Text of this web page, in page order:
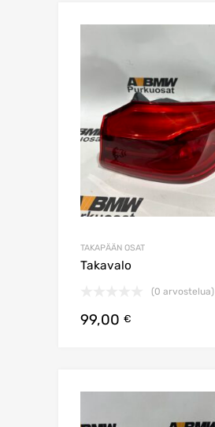
TAKAPÄÄN OSAT
Takavalo
(0 arvostelua)
99,00 €